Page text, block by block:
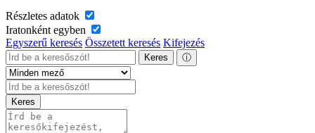
Részletes adatok
Iratonként egyben
Egyszerű keresés Összetett keresés Kifejezés
Keres ⓘ
Keres